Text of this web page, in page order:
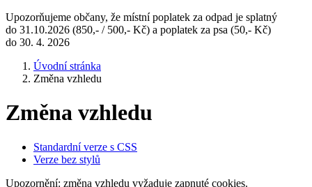
Upozorňujeme občany, že místní poplatek za odpad je splatný
do 31.10.2026 (850,- / 500,- Kč) a poplatek za psa (50,- Kč)
do 30. 4. 2026
Úvodní stránka
Změna vzhledu
Změna vzhledu
Standardní verze s CSS
Verze bez stylů
Upozornění: změna vzhledu vyžaduje zapnuté cookies.